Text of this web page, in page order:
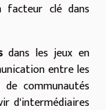
facteur clé dans
dans les jeux en
entre les
communautés
d'intermédiaires